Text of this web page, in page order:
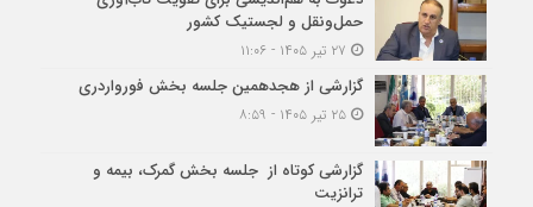
حمل‌ونقل و لجستیک کشور
گزارشی از هجدهمین جلسه بخش فورواردری
۲۵ تیر ۱۴۰۵ - ۸:۵۹
گزارشی کوتاه از جلسه بخش گمرک، بیمه و
ترانزیت